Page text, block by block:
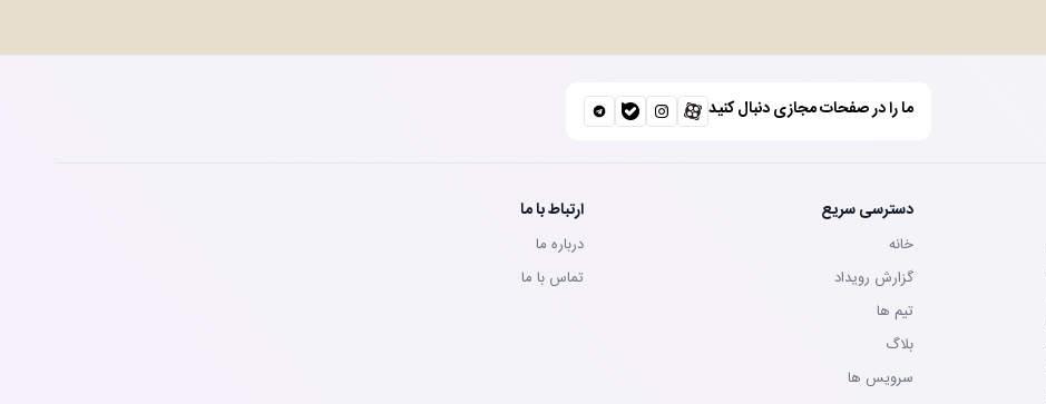
ما را در صفحات مجازی دنبال کنید
دسترسی سریع
خانه
گزارش رویداد
تيم ها
بلاگ
سرويس ها
ارتباط با ما
درباره ما
تماس با ما